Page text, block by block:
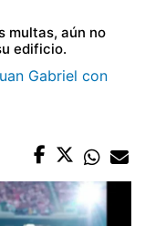
multas, aún no
edificio.
Gabriel con